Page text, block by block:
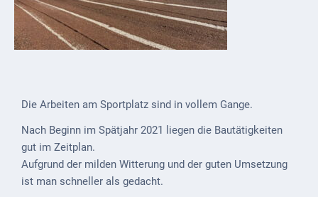
Versorgung
Baumaßnahmen
Breitbandausbau/
Telekommunikation
Post
Die Arbeiten am Sportplatz sind in vollem Gange.
Nach Beginn im Spätjahr 2021 liegen die Bautätigkeiten
gut im Zeitplan.
Aufgrund der milden Witterung und der guten Umsetzung
ist man schneller als gedacht.